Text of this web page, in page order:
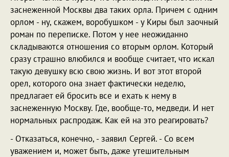
заснеженной Москвы два таких орла. Причем с одним
орлом - ну, скажем, воробушком - у Киры был заочный
роман по переписке. Потом у нее неожиданно
складываются отношения со вторым орлом. Который
сразу страшно влюбился и вообще считает, что искал
такую девушку всю свою жизнь. И вот этот второй
орел, которого она знает фактически неделю,
предлагает ей бросить все и ехать к нему в
заснеженную Москву. Где, вообще-то, медведи. И нет
нормальных распродаж. Как ей на это реагировать?
- Отказаться, конечно, - заявил Сергей. - Со всем
уважением и, может быть, даже утешительным